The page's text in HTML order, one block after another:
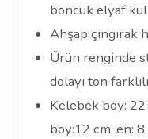
boncuk elyaf
Ahşap çıngırak
Ürün renginde
dolayı ton
Kelebek boy: 22
boy:12 cm, en: